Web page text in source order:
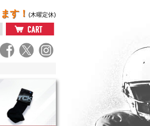
す！ (木曜定休)